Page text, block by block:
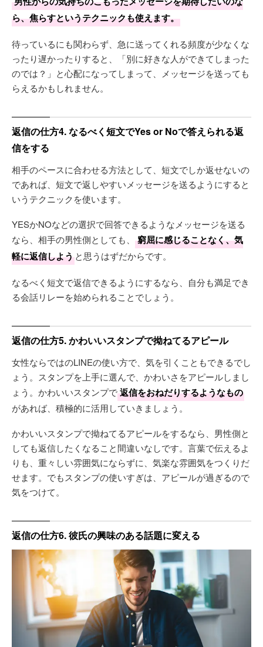
ら、焦らすというテクニックも使えます。
待っているにも関わらず、急に送ってくれる頻度が少なくな
ったり遅かったりすると、「別に好きな人ができてしまった
のでは？」と心配になってしまって、メッセージを送っても
らえるかもしれません。
返信の仕方4. なるべく短文でYes or Noで答えられる返
信をする
相手のペースに合わせる方法として、短文でしか返せないの
であれば、短文で返しやすいメッセージを送るようにすると
いうテクニックを使います。
YESかNOなどの選択で回答できるようなメッセージを送る
なら、相手の男性側としても、
窮屈に感じることなく、気
軽に返信しようと思うはずだからです。
なるべく短文で返信できるようにするなら、自分も満足でき
る会話リレーを始められることでしょう。
返信の仕方5. かわいいスタンプで拗ねてるアピール
女性ならではのLINEの使い方で、気を引くこともできるでし
ょう。スタンプを上手に選んで、かわいさをアピールしまし
ょう。かわいいスタンプで返信をおねだりするようなもの
があれば、積極的に活用していきましょう。
かわいいスタンプで拗ねてるアピールをするなら、男性側と
しても返信したくなること間違いなしです。言葉で伝えるよ
りも、重々しい雰囲気にならずに、気楽な雰囲気をつくりだ
せます。でもスタンプの使いすぎは、アピールが過ぎるので
気をつけて。
返信の仕方6. 彼氏の興味のある話題に変える